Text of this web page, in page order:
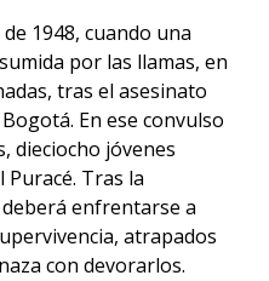
1948, cuando una
por las llamas, en
tras el asesinato
En ese convulso
dieciocho jóvenes
Puracé. Tras la
enfrentarse a
atrapados
con devorarlos.